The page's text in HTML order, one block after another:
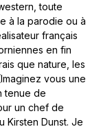
toute
à la parodie ou à
français
en fin
que nature, les
vous une
tenue de
un chef de
Kirsten Dunst. Je